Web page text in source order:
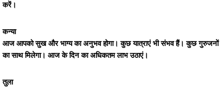
करें।
कन्या
आज आपको सुख और भाग्य का अनुभव होगा। कुछ यात्राएं भी संभव हैं। कुछ गुरुजनों
का साथ मिलेगा। आज के दिन का अधिकतम लाभ उठाएं।
तुला